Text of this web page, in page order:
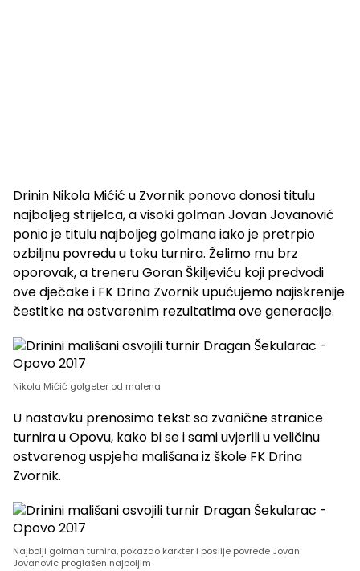
Drinin Nikola Mićić u Zvornik ponovo donosi titulu
najboljeg strijelca, a visoki golman Jovan Jovanović
ponio je titulu najboljeg golmana iako je pretrpio
ozbiljnu povredu u toku turnira. Želimo mu brz
oporovak, a treneru Goran Škiljeviću koji predvodi
ove dječake i FK Drina Zvornik upućujemo najiskrenije
čestitke na ostvarenim rezultatima ove generacije.
Nikola Mićić golgeter od malena
U nastavku prenosimo tekst sa zvanične stranice
turnira u Opovu, kako bi se i sami uvjerili u veličinu
ostvarenog uspjeha mališana iz škole FK Drina
Zvornik.
Najbolji golman turnira, pokazao karkter i poslije povrede Jovan
Jovanovic proglašen najboljim